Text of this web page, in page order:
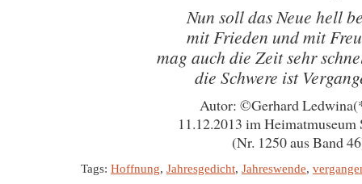
Nun soll das Neue hell
mit Frieden und mit
mag auch die Zeit sehr
die Schwere ist
Autor: ©Gerhard
11.12.2013 im Heimatmuseum
(Nr. 1250 aus Band
Tags: Hoffnung, Jahresgedicht, Jahreswende,